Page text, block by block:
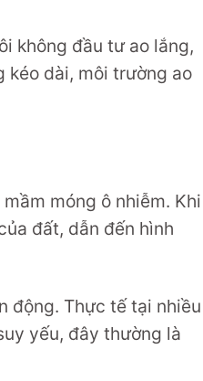
không đầu tư ao lắng,
kéo dài, môi trường ao
móng ô nhiễm. Khi
đất, dẫn đến hình
động. Thực tế tại nhiều
yếu, đây thường là